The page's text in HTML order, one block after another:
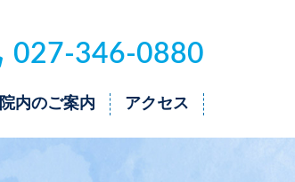
027-346-0880
院内のご案内 アクセス